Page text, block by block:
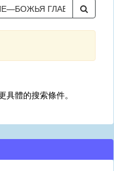
體的搜索條件。